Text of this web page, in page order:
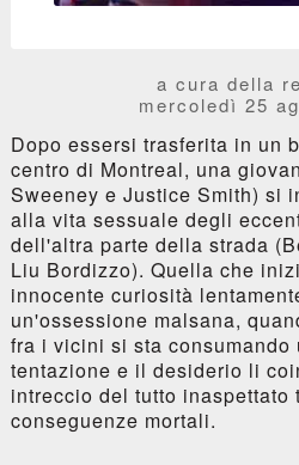
a cura della
mercoledì 25
Dopo essersi trasferita in un
centro di Montreal, una
Sweeney e Justice Smith) si
alla vita sessuale degli
dell'altra parte della strada
Liu Bordizzo). Quella che
innocente curiosità
un'ossessione malsana,
fra i vicini si sta consumando
tentazione e il desiderio li
intreccio del tutto inaspettato
conseguenze mortali.